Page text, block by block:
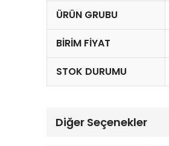
ÜRÜN GRUBU
BIRIM FIYAT
STOK DURUMU
Diğer Seçenekler